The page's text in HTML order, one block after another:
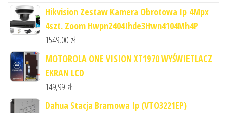
Hikvision Zestaw Kamera Obrotowa Ip 4Mpx
4szt. Zoom Hwpn2404Ihde3Hwn4104Mh4P
1549,00 zł
MOTOROLA ONE VISION XT1970 WYŚWIETLACZ
EKRAN LCD
149,99 zł
Dahua Stacja Bramowa Ip (VTO3221EP)